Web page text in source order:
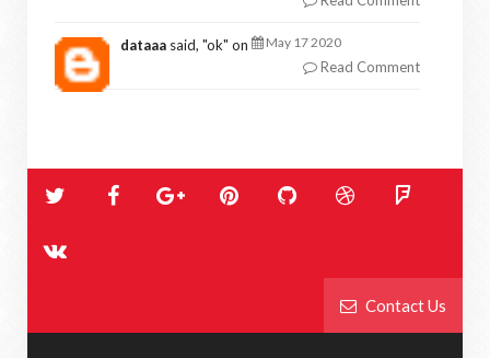
dataaa said, "ok" on May 17 2020
Read Comment
Contact Us